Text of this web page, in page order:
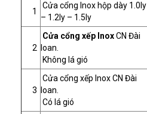
1
Cửa cổng Inox hộp dày 1.0ly
– 1.2ly – 1.5ly
2
Cửa cổng xếp InoxCN Đài
loan.
Không lá gió
3
Cửa cổng xếp Inox CN Đài
loan.
Có lá gió